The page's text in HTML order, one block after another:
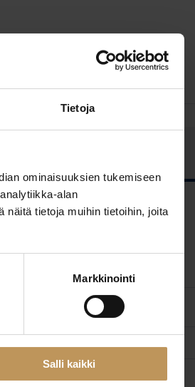
Tietoja
ominaisuuksien tukemiseen
alan
näitä tietoja muihin tietoihin, joita
Markkinointi
Salli kaikki
kentät
Sähköposti*